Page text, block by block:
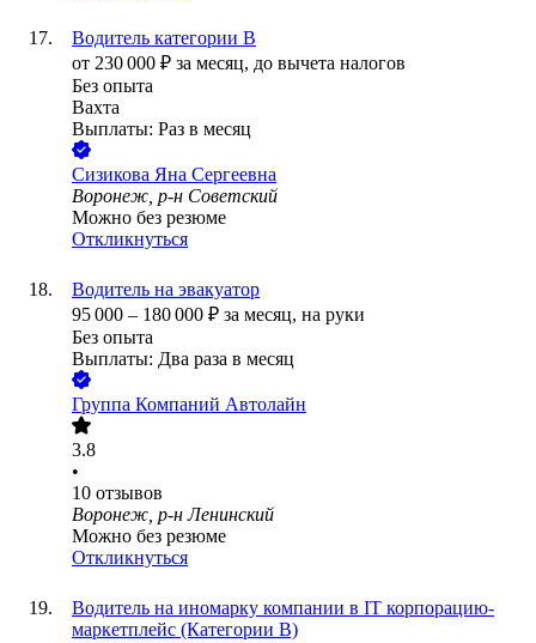
Водитель категории В
от 230 000 ₽ за месяц, до вычета налогов
Без опыта
Вахта
Выплаты: Раз в месяц
Сизикова Яна Сергеевна
Воронеж, р-н Советский
Можно без резюме
Откликнуться
Водитель на эвакуатор
95 000 – 180 000 ₽ за месяц, на руки
Без опыта
Выплаты: Два раза в месяц
Группа Компаний Автолайн
3.8
•
10 отзывов
Воронеж, р-н Ленинский
Можно без резюме
Откликнуться
Водитель на иномарку компании в IT корпорацию-
маркетплейс (Категории B)